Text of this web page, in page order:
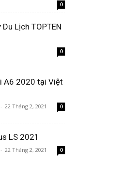
0
Lịch TOPTEN
0
A6 2020 tại Việt
- 22 Tháng 2, 2021 0
LS 2021
- 22 Tháng 2, 2021 0